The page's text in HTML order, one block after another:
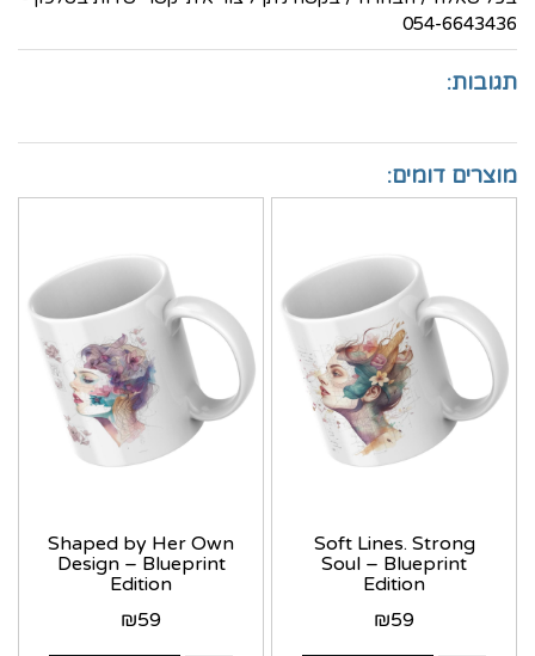
054-6643436
תגובות:
מוצרים דומים:
Soft Lines. Strong
Soul – Blueprint
Edition
₪59
Shaped by Her Own
Design – Blueprint
Edition
₪59